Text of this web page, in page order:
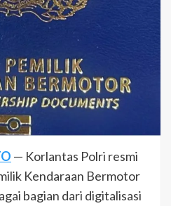
— Korlantas Polri resmi
Kendaraan Bermotor
bagian dari digitalisasi